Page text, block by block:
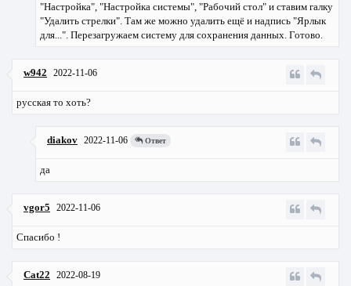
"Настройка", "Настройка системы", "Рабочий стол" и ставим галку
"Удалить стрелки". Там же можно удалить ещё и надпись "Ярлык
для...". Перезагружаем систему для сохранения данных. Готово.
w942 2022-11-06
русская то хоть?
diakov 2022-11-06 Ответ
да
vgor5 2022-11-06
Спасибо !
Cat22 2022-08-19